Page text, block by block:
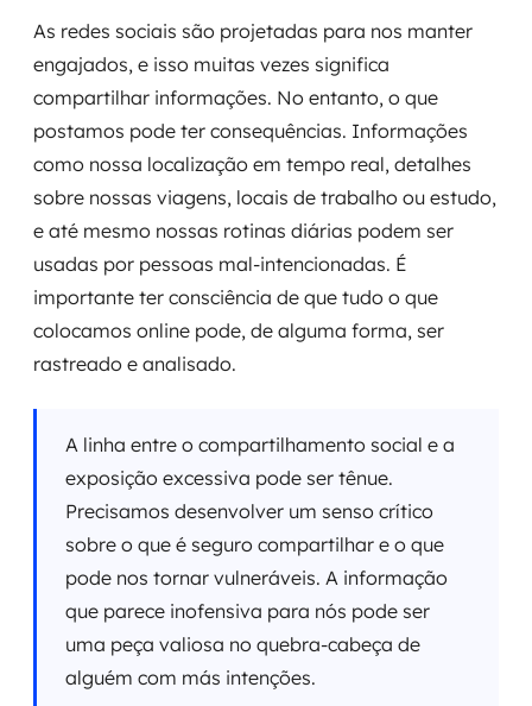
As redes sociais são projetadas para nos manter
engajados, e isso muitas vezes significa
compartilhar informações. No entanto, o que
postamos pode ter consequências. Informações
como nossa localização em tempo real, detalhes
sobre nossas viagens, locais de trabalho ou estudo,
e até mesmo nossas rotinas diárias podem ser
usadas por pessoas mal-intencionadas. É
importante ter consciência de que tudo o que
colocamos online pode, de alguma forma, ser
rastreado e analisado.
A linha entre o compartilhamento social e a
exposição excessiva pode ser tênue.
Precisamos desenvolver um senso crítico
sobre o que é seguro compartilhar e o que
pode nos tornar vulneráveis. A informação
que parece inofensiva para nós pode ser
uma peça valiosa no quebra-cabeça de
alguém com más intenções.